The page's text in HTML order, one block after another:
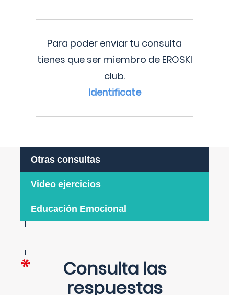
Para poder enviar tu consulta
tienes que ser miembro de EROSKI
club.
Identificate
Otras consultas
Video ejercicios
Educación Emocional
Consulta las
respuestas